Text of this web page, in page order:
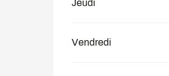
Jeudi
Vendredi